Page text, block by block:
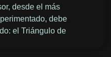
desde el más
debe
el Triángulo de